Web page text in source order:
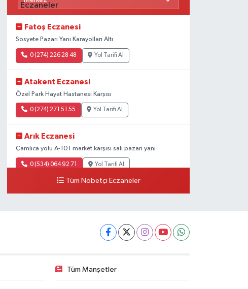
Fatoş Eczanesi
Sosyete Pazarı Yanı Karayolları Altı
0 (274) 226 28 48 Yol Tarifi Al
Atakent Eczanesi
Özel Park Hayat Hastanesi Karşısı
0 (274) 271 51 55 Yol Tarifi Al
Arık Eczanesi
Çamlıca yolu A-101 market karşısı salı pazarı yanı
0 (534) 064 92 71 Yol Tarifi Al
Tüm Nöbetçi Eczaneler
Tüm Manşetler